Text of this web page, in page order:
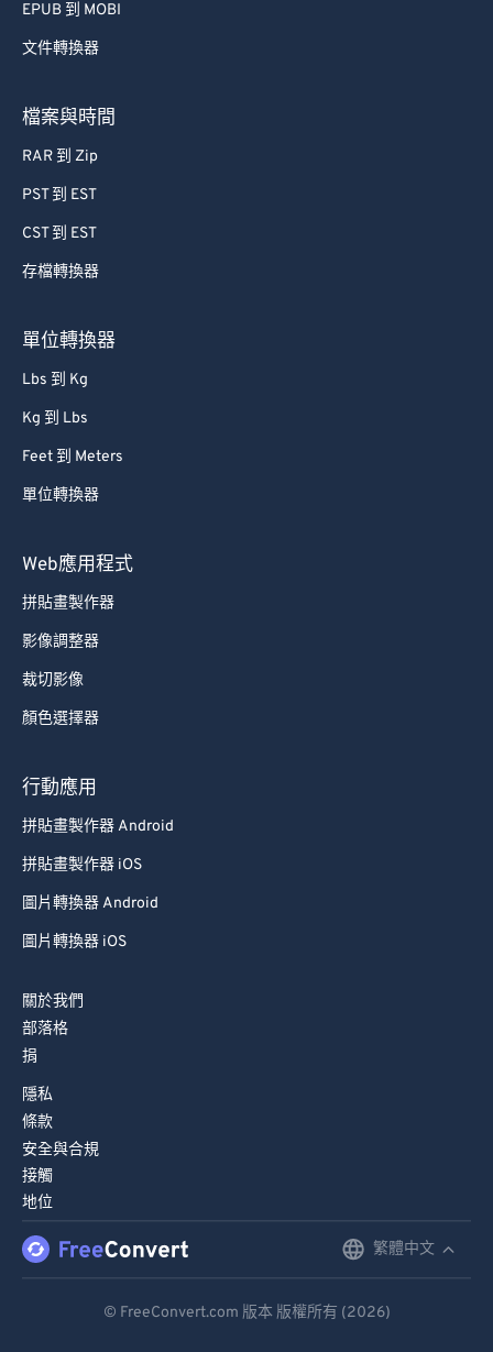
EPUB 到 MOBI
文件轉換器
檔案與時間
RAR 到 Zip
PST 到 EST
CST 到 EST
存檔轉換器
單位轉換器
Lbs 到 Kg
Kg 到 Lbs
Feet 到 Meters
單位轉換器
Web應用程式
拼貼畫製作器
影像調整器
裁切影像
顏色選擇器
行動應用
拼貼畫製作器 Android
拼貼畫製作器 iOS
圖片轉換器 Android
圖片轉換器 iOS
關於我們
部落格
捐
隱私
條款
安全與合規
接觸
地位
繁體中文
© FreeConvert.com 版本 版權所有 (2026)